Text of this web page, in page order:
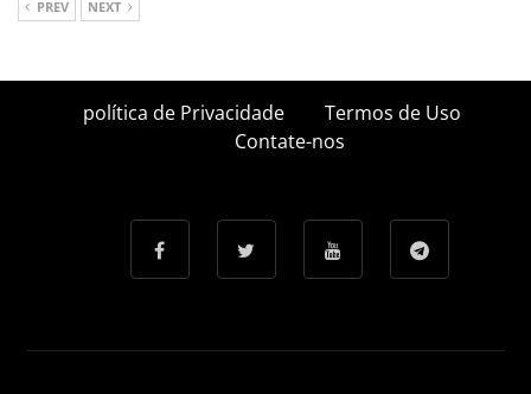
PREV NEXT
política de Privacidade
Termos de Uso
Contate-nos